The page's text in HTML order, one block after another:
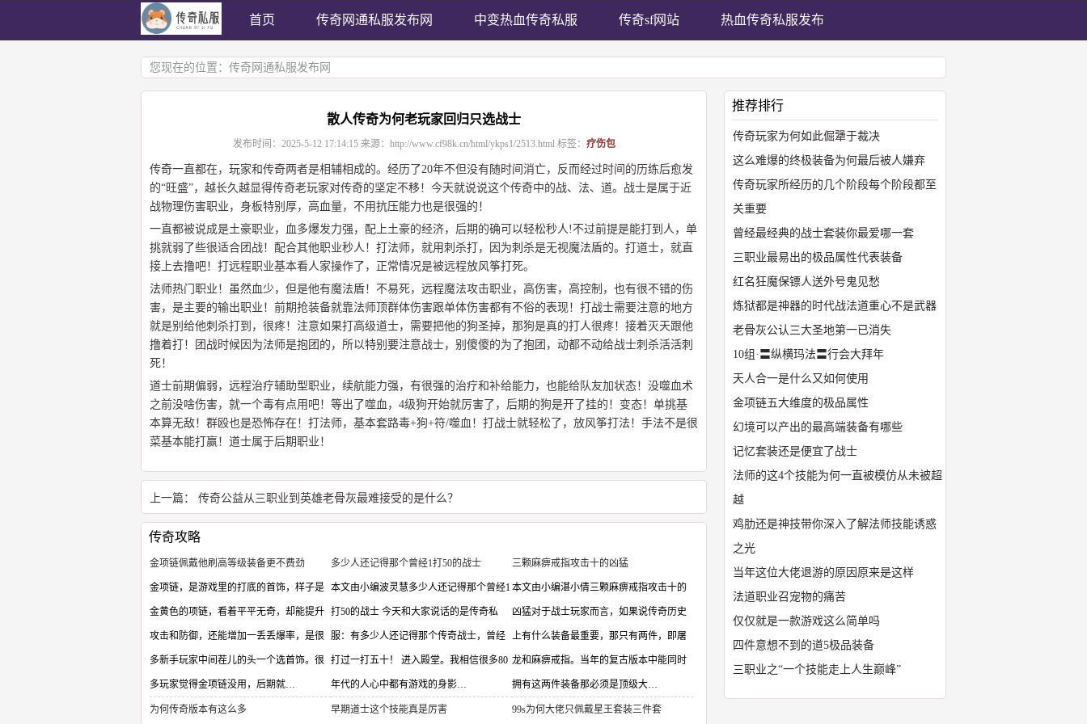
首页 传奇网通私服发布网 中变热血传奇私服 传奇sf网站 热血传奇私服发布
您现在的位置： 传奇网通私服发布网
散人传奇为何老玩家回归只选战士
发布时间： 2025-5-12 17:14:15来源： http://www.cf98k.cn/html/ykps1/2513.html标签： 疗伤包
传奇一直都在，玩家和传奇两者是相辅相成的。经历了20年不但没有随时间消亡，反而经过时间的历练后愈发
的“旺盛”，越长久越显得传奇老玩家对传奇的坚定不移！今天就说说这个传奇中的战、法、道。战士是属于近
战物理伤害职业，身板特别厚，高血量，不用抗压能力也是很强的！
一直都被说成是土豪职业，血多爆发力强，配上土豪的经济，后期的确可以轻松秒人!不过前提是能打到人，单
挑就弱了些很适合团战！配合其他职业秒人！打法师，就用刺杀打，因为刺杀是无视魔法盾的。打道士，就直
接上去撸吧！打远程职业基本看人家操作了，正常情况是被远程放风筝打死。
法师热门职业！虽然血少，但是他有魔法盾！不易死，远程魔法攻击职业，高伤害，高控制，也有很不错的伤
害，是主要的输出职业！前期抢装备就靠法师顶群体伤害跟单体伤害都有不俗的表现！打战士需要注意的地方
就是别给他刺杀打到，很疼！注意如果打高级道士，需要把他的狗圣掉，那狗是真的打人很疼！接着灭天跟他
撸着打！团战时候因为法师是抱团的，所以特别要注意战士，别傻傻的为了抱团，动都不动给战士刺杀活活刺
死！
道士前期偏弱，远程治疗辅助型职业，续航能力强，有很强的治疗和补给能力，也能给队友加状态！没噬血术
之前没啥伤害，就一个毒有点用吧！等出了噬血，4级狗开始就厉害了，后期的狗是开了挂的！变态！单挑基
本算无敌！群殴也是恐怖存在！打法师，基本套路毒+狗+符/噬血！打战士就轻松了，放风筝打法！手法不是很
菜基本能打赢！道士属于后期职业！
上一篇： 传奇公益从三职业到英雄老骨灰最难接受的是什么？
传奇攻略
金项链佩戴他刷高等级装备更不费劲
金项链，是游戏里的打底的首饰，样子是
金黄色的项链，看着平平无奇，却能提升
攻击和防御，还能增加一丢丢爆率，是很
多新手玩家中间茬儿的头一个选首饰。很
多玩家觉得金项链没用，后期就…
多少人还记得那个曾经1打50的战士
本文由小编波灵慧多少人还记得那个曾经1
打50的战士 今天和大家说话的是传奇私
服：有多少人还记得那个传奇战士，曾经
打过一打五十！ 进入殿堂。我相信很多80
年代的人心中都有游戏的身影…
三颗麻痹戒指攻击十的凶猛
本文由小编湛小倩三颗麻痹戒指攻击十的
凶猛对于战士玩家而言，如果说传奇历史
上有什么装备最重要，那只有两件，即屠
龙和麻痹戒指。当年的复古版本中能同时
拥有这两件装备那必须是顶级大…
为何传奇版本有这么多 早期道士这个技能真是厉害 99s为何大佬只佩戴星王套装三件套
推荐排行
传奇玩家为何如此倔犟于裁决
这么难爆的终极装备为何最后被人嫌弃
传奇玩家所经历的几个阶段每个阶段都至
关重要
曾经最经典的战士套装你最爱哪一套
三职业最易出的极品属性代表装备
红名狂魔保镖人送外号鬼见愁
炼狱都是神器的时代战法道重心不是武器
老骨灰公认三大圣地第一已消失
10组·〓纵横玛法〓行会大拜年
天人合一是什么又如何使用
金项链五大维度的极品属性
幻境可以产出的最高端装备有哪些
记忆套装还是便宜了战士
法师的这4个技能为何一直被模仿从未被超
越
鸡肋还是神技带你深入了解法师技能诱惑
之光
当年这位大佬退游的原因原来是这样
法道职业召宠物的痛苦
仅仅就是一款游戏这么简单吗
四件意想不到的道5极品装备
三职业之“一个技能走上人生巅峰”